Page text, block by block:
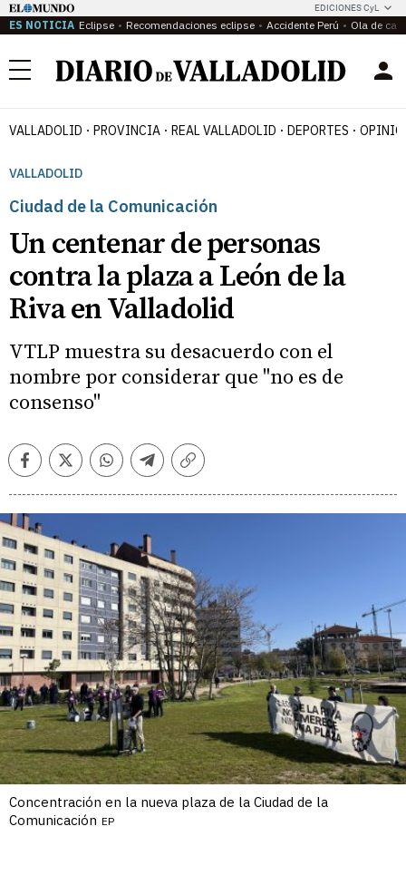
EDICIONES CyL
ES NOTICIA Eclipse Recomendaciones eclipse Accidente Perú Ola de
Menú
VALLADOLID PROVINCIA REAL VALLADOLID DEPORTES
VALLADOLID
Ciudad de la Comunicación
Un centenar de personas
contra la plaza a León de la
Riva en Valladolid
VTLP muestra su desacuerdo con el
nombre por considerar que "no es de
consenso"
FacebookTwitterWhatsappTelegramCopiar
Concentración en la nueva plaza de la Ciudad de la
Comunicación EP